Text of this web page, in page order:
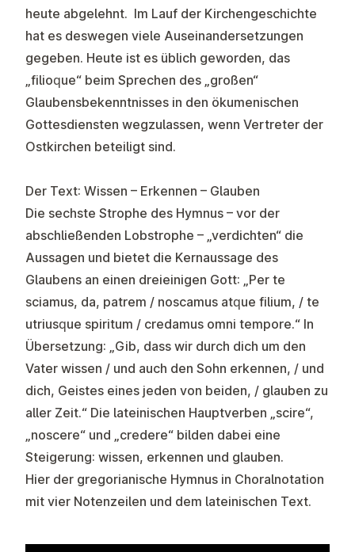
heute abgelehnt. Im Lauf der Kirchengeschichte
hat es deswegen viele Auseinandersetzungen
gegeben. Heute ist es üblich geworden, das
„filioque“ beim Sprechen des „großen“
Glaubensbekenntnisses in den ökumenischen
Gottesdiensten wegzulassen, wenn Vertreter der
Ostkirchen beteiligt sind.
Der Text: Wissen – Erkennen – Glauben
Die sechste Strophe des Hymnus – vor der
abschließenden Lobstrophe – „verdichten“ die
Aussagen und bietet die Kernaussage des
Glaubens an einen dreieinigen Gott: „Per te
sciamus, da, patrem / noscamus atque filium, / te
utriusque spiritum / credamus omni tempore.“ In
Übersetzung: „Gib, dass wir durch dich um den
Vater wissen / und auch den Sohn erkennen, / und
dich, Geistes eines jeden von beiden, / glauben zu
aller Zeit.“ Die lateinischen Hauptverben „scire“,
„noscere“ und „credere“ bilden dabei eine
Steigerung: wissen, erkennen und glauben.
Hier der gregorianische Hymnus in Choralnotation
mit vier Notenzeilen und dem lateinischen Text.